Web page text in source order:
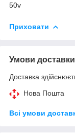
50v
Приховати
Умови доставки
Доставка
Нова Пошта
Всі умови